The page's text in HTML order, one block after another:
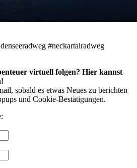
#neckartalradweg
virtuell folgen? Hier kannst
sobald es etwas Neues zu berichten
und Cookie-Bestätigungen.